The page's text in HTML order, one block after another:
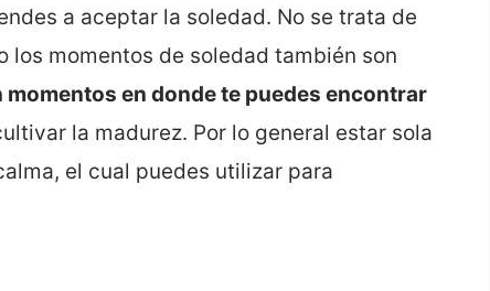
a aceptar la soledad. No se trata de
los momentos de soledad también son
momentos en donde te puedes encontrar
la madurez. Por lo general estar sola
el cual puedes utilizar para